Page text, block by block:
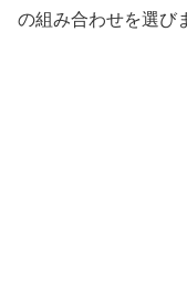
の組み合わせを選び